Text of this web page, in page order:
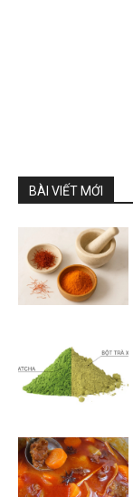
BÀI VIẾT MỚI